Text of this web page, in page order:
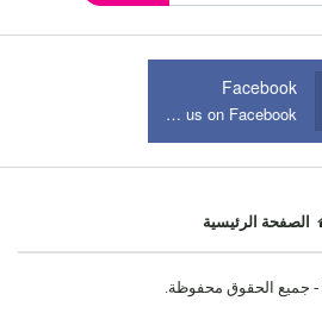
Facebook
Join us on Facebook
الصفحة الرئيسية